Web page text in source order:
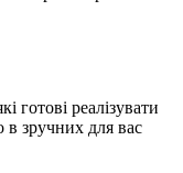
готові реалізувати
в зручних для вас